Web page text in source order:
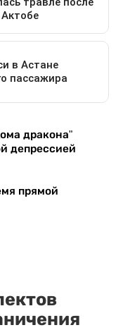
дракона"
депрессией
прямой